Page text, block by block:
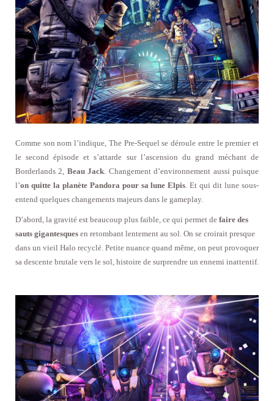
Comme son nom l’indique, The Pre-Sequel se déroule entre le premier et
le second épisode et s’attarde sur l’ascension du grand méchant de
Borderlands 2, Beau Jack. Changement d’environnement aussi puisque
l’on quitte la planète Pandora pour sa lune Elpis. Et qui dit lune sous-
entend quelques changements majeurs dans le gameplay.
D’abord, la gravité est beaucoup plus faible, ce qui permet de faire des
sauts gigantesques en retombant lentement au sol. On se croirait presque
dans un vieil Halo recyclé. Petite nuance quand même, on peut provoquer
sa descente brutale vers le sol, histoire de surprendre un ennemi inattentif.